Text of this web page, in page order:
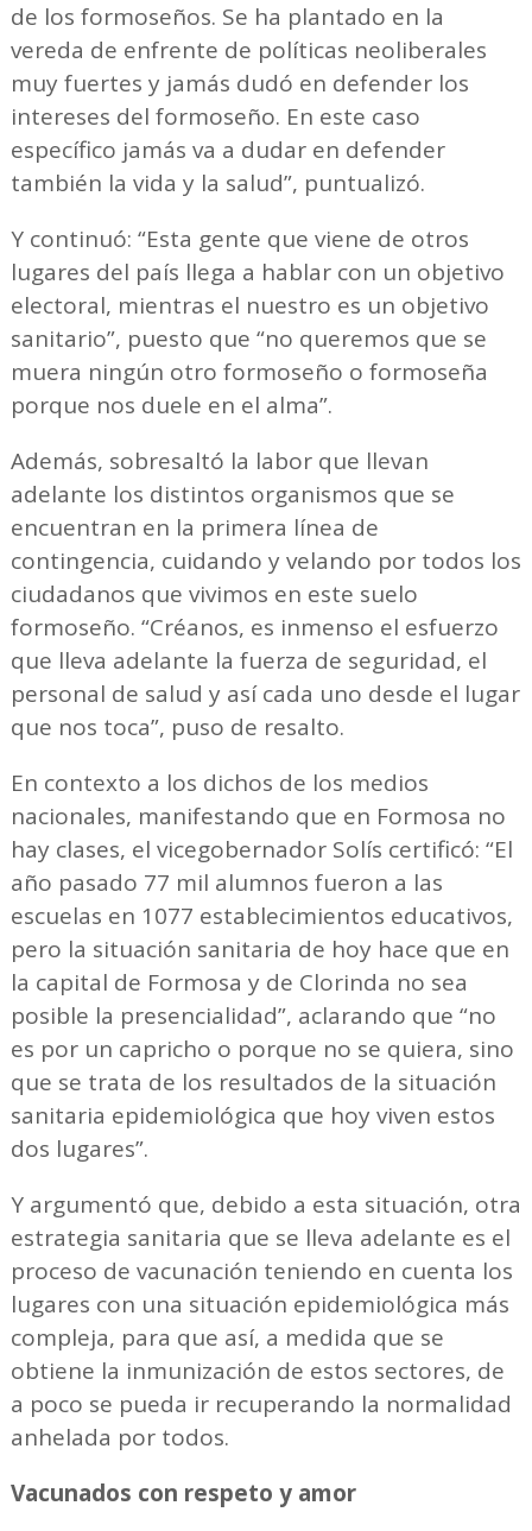
de los formoseños. Se ha plantado en la
vereda de enfrente de políticas neoliberales
muy fuertes y jamás dudó en defender los
intereses del formoseño. En este caso
específico jamás va a dudar en defender
también la vida y la salud”, puntualizó.
Y continuó: “Esta gente que viene de otros
lugares del país llega a hablar con un objetivo
electoral, mientras el nuestro es un objetivo
sanitario”, puesto que “no queremos que se
muera ningún otro formoseño o formoseña
porque nos duele en el alma”.
Además, sobresaltó la labor que llevan
adelante los distintos organismos que se
encuentran en la primera línea de
contingencia, cuidando y velando por todos los
ciudadanos que vivimos en este suelo
formoseño. “Créanos, es inmenso el esfuerzo
que lleva adelante la fuerza de seguridad, el
personal de salud y así cada uno desde el lugar
que nos toca”, puso de resalto.
En contexto a los dichos de los medios
nacionales, manifestando que en Formosa no
hay clases, el vicegobernador Solís certificó: “El
año pasado 77 mil alumnos fueron a las
escuelas en 1077 establecimientos educativos,
pero la situación sanitaria de hoy hace que en
la capital de Formosa y de Clorinda no sea
posible la presencialidad”, aclarando que “no
es por un capricho o porque no se quiera, sino
que se trata de los resultados de la situación
sanitaria epidemiológica que hoy viven estos
dos lugares”.
Y argumentó que, debido a esta situación, otra
estrategia sanitaria que se lleva adelante es el
proceso de vacunación teniendo en cuenta los
lugares con una situación epidemiológica más
compleja, para que así, a medida que se
obtiene la inmunización de estos sectores, de
a poco se pueda ir recuperando la normalidad
anhelada por todos.
Vacunados con respeto y amor